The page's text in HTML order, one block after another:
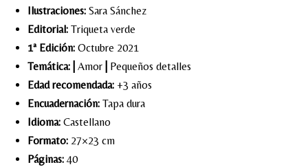
Ilustraciones: Sara Sánchez
Editorial: Triqueta verde
1ª Edición: Octubre 2021
Temática: Amor
Pequeños detalles
Edad recomendada: +3 años
Encuadernación: Tapa dura
Idioma: Castellano
Formato: 27×23 cm
Páginas: 40